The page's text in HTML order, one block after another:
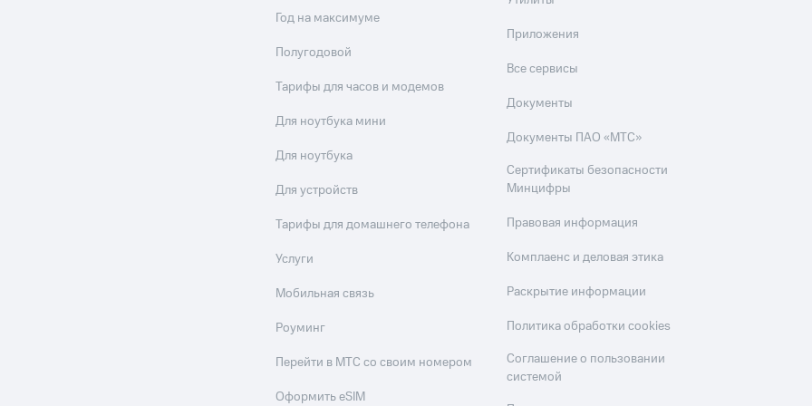
Год на максимуме
Полугодовой
Тарифы для часов и модемов
Для ноутбука мини
Для ноутбука
Для устройств
Тарифы для домашнего телефона
Услуги
Мобильная связь
Роуминг
Перейти в МТС со своим номером
Оформить eSIM
Приложения
Все сервисы
Документы
Документы ПАО «МТС»
Сертификаты безопасности
Минцифры
Правовая информация
Комплаенс и деловая этика
Раскрытие информации
Политика обработки cookies
Соглашение о пользовании
системой